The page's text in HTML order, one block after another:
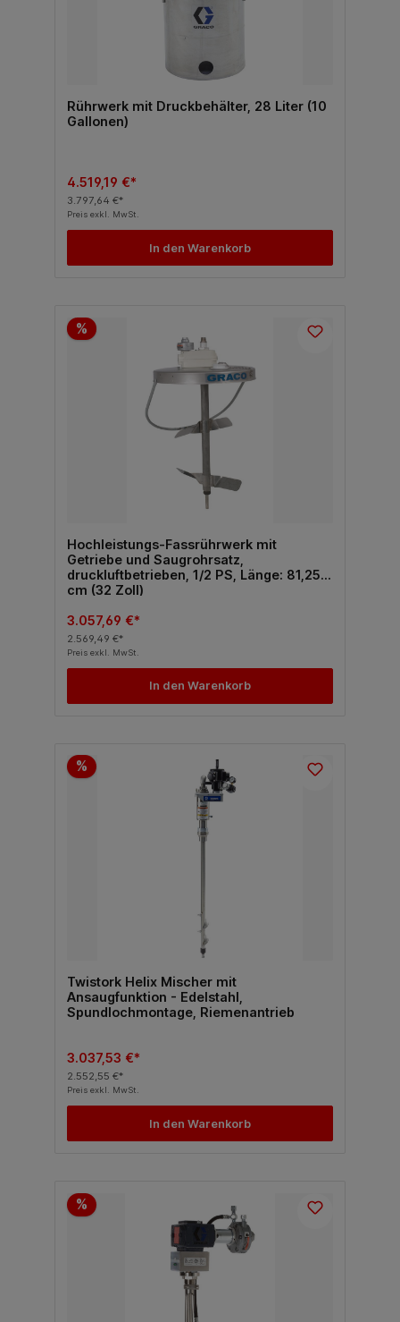
Rührwerk mit Druckbehälter, 28 Liter (10
Gallonen)
4.519,19 €*
3.797,64 €*
Preis exkl. MwSt.
In den Warenkorb
%
Hochleistungs-Fassrührwerk mit
Getriebe und Saugrohrsatz,
druckluftbetrieben, 1/2 PS, Länge: 81,25
cm (32 Zoll)
3.057,69 €*
2.569,49 €*
Preis exkl. MwSt.
In den Warenkorb
%
Twistork Helix Mischer mit
Ansaugfunktion - Edelstahl,
Spundlochmontage, Riemenantrieb
3.037,53 €*
2.552,55 €*
Preis exkl. MwSt.
In den Warenkorb
%